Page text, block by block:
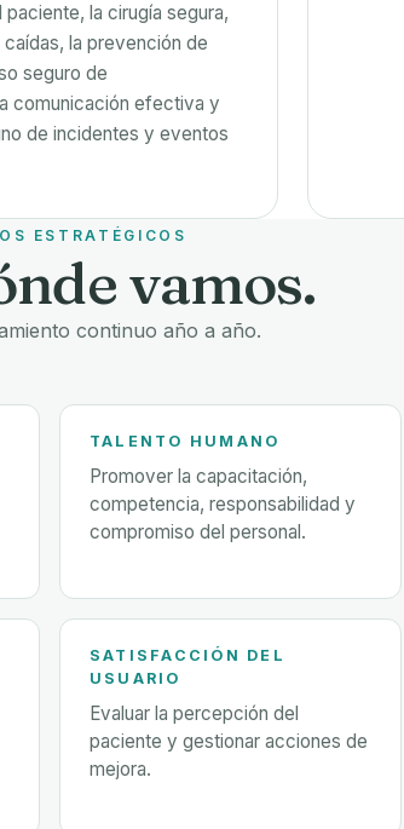
la cirugía segura,
la prevención de
seguro de
comunicación efectiva y
de incidentes y eventos
ESTRATÉGICOS
vamos.
continuo año a año.
TALENTO HUMANO
Promover la capacitación,
competencia, responsabilidad y
compromiso del personal.
SATISFACCIÓN DEL
USUARIO
Evaluar la percepción del
paciente y gestionar acciones de
mejora.